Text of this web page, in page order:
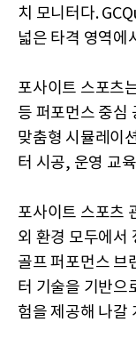
치 모니터다.
넓은 타격 영역에
포사이트 스포츠
등 퍼포먼스 중심
맞춤형 시뮬레이
터 시공, 운영 교
포사이트 스포츠
외 환경 모두에서
골프 퍼포먼스 브
터 기술을 기반으
험을 제공해 나갈